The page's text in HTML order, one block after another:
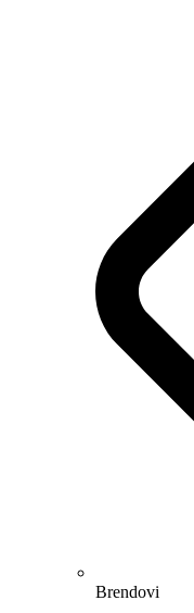
Brendovi